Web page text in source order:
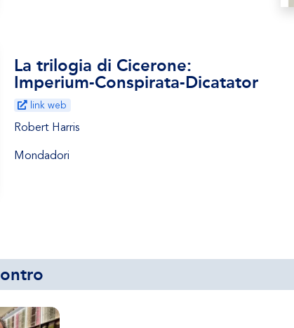
La trilogia di Cicerone:
Imperium-Conspirata-Dicatator
link web
Robert Harris
Mondadori